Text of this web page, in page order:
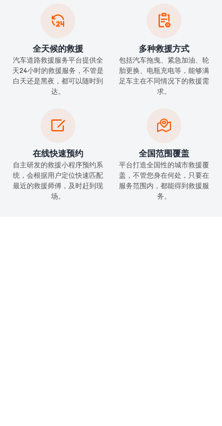

全天候的救援
汽车道路救援服务平台提供全
天24小时的救援服务，不管是
白天还是黑夜，都可以随时到
达。

多种救援方式
包括汽车拖曳、紧急加油、轮
胎更换、电瓶充电等，能够满
足车主在不同情况下的救援需
求。

在线快速预约
自主研发的救援小程序预约系
统，会根据用户定位快速匹配
最近的救援师傅，及时赶到现
场。

全国范围覆盖
平台打造全国性的城市救援覆
盖，不管您身在何处，只要在
服务范围内，都能得到救援服
务。